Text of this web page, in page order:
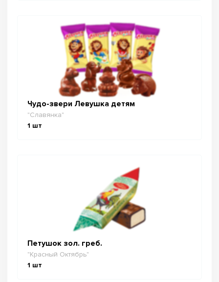
Чудо-звери Левушка детям
"Славянка"
1 шт
Петушок зол. греб.
"Красный Октябрь"
1 шт